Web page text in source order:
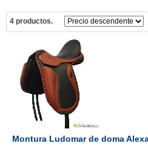
4 productos.
Montura Ludomar de doma